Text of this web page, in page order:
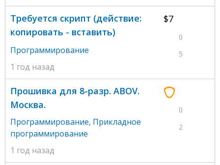
$7
0
5
Требуется скрипт (действие:
копировать - вставить)
Программирование
1 год назад
0
2
Прошивка для 8-разр. ABOV.
Москва.
Программирование, Прикладное
программирование
1 год назад